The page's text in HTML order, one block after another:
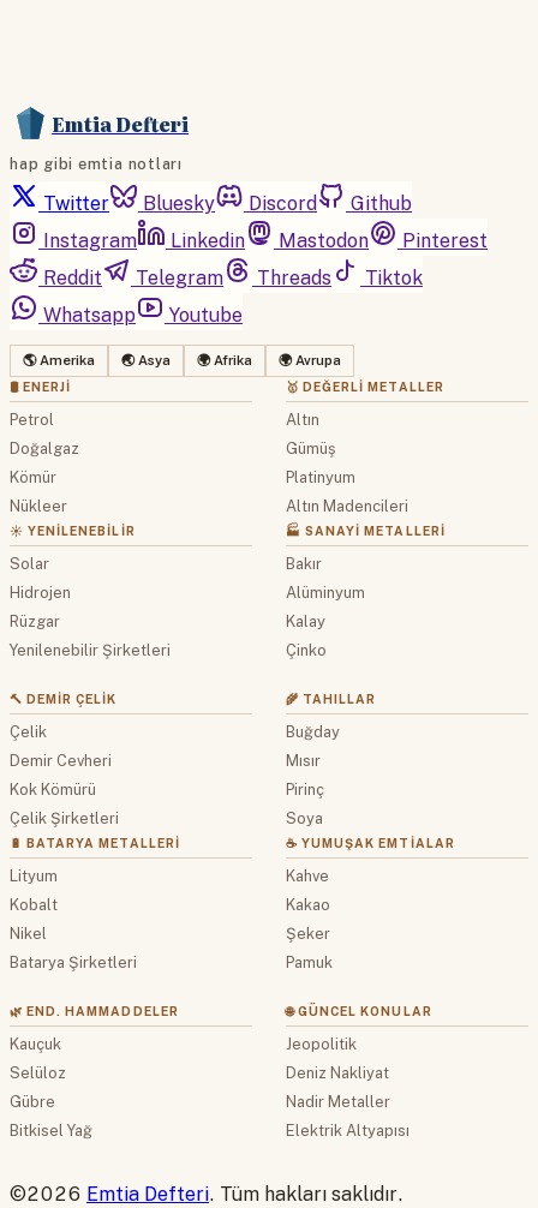
Emtia Defteri
hap gibi emtia notları
Twitter Bluesky Discord
Github
Instagram
Linkedin Mastodon
Pinterest
Reddit
Telegram Threads
Tiktok
Whatsapp
Youtube
🌎 Amerika 🌏 Asya 🌍 Afrika 🌍 Avrupa
🛢 ENERJI
Petrol
Doğalgaz
Kömür
Nükleer
☀️ YENILENEBILIR
Solar
Hidrojen
Rüzgar
Yenilenebilir Şirketleri
🥇 DEĞERLI METALLER
Altın
Gümüş
Platinyum
Altın Madencileri
🏭 SANAYI METALLERI
Bakır
Alüminyum
Kalay
Çinko
🔨 DEMIR ÇELIK
Çelik
Demir Cevheri
Kok Kömürü
Çelik Şirketleri
🔋 BATARYA METALLERI
Lityum
Kobalt
Nikel
Batarya Şirketleri
🌾 TAHILLAR
Buğday
Mısır
Pirinç
Soya
☕ YUMUŞAK EMTIALAR
Kahve
Kakao
Şeker
Pamuk
🌿 END. HAMMADDELER
Kauçuk
Selüloz
Gübre
Bitkisel Yağ
🌐 GÜNCEL KONULAR
Jeopolitik
Deniz Nakliyat
Nadir Metaller
Elektrik Altyapısı
©2026 Emtia Defteri. Tüm hakları saklıdır.